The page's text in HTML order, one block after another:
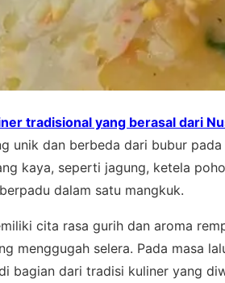
tradisional yang berasal dari
unik dan berbeda dari bubur
kaya, seperti jagung, ketela
dalam satu mangkuk.
cita rasa gurih dan aroma
menggugah selera. Pada masa
bagian dari tradisi kuliner yang